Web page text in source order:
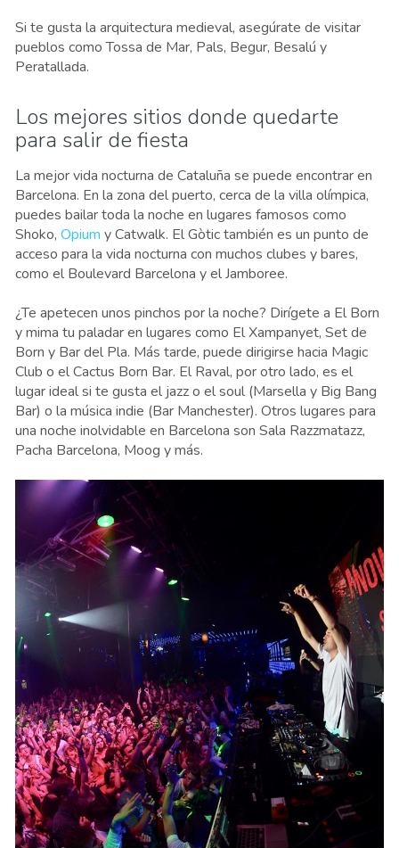
Si te gusta la arquitectura medieval, asegúrate de visitar
pueblos como Tossa de Mar, Pals, Begur, Besalú y
Peratallada.
Los mejores sitios donde quedarte
para salir de fiesta
La mejor vida nocturna de Cataluña se puede encontrar en
Barcelona. En la zona del puerto, cerca de la villa olímpica,
puedes bailar toda la noche en lugares famosos como
Shoko, Opium y Catwalk. El Gòtic también es un punto de
acceso para la vida nocturna con muchos clubes y bares,
como el Boulevard Barcelona y el Jamboree.
¿Te apetecen unos pinchos por la noche? Dirígete a El Born
y mima tu paladar en lugares como El Xampanyet, Set de
Born y Bar del Pla. Más tarde, puede dirigirse hacia Magic
Club o el Cactus Born Bar. El Raval, por otro lado, es el
lugar ideal si te gusta el jazz o el soul (Marsella y Big Bang
Bar) o la música indie (Bar Manchester). Otros lugares para
una noche inolvidable en Barcelona son Sala Razzmatazz,
Pacha Barcelona, Moog y más.